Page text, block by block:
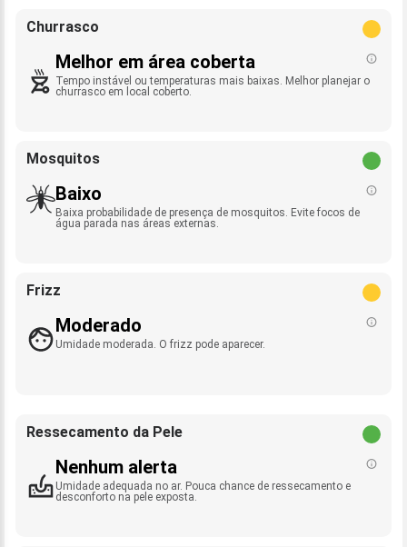
Churrasco
Melhor em área coberta
Tempo instável ou temperaturas mais baixas. Melhor planejar o
churrasco em local coberto.
Mosquitos
Baixo
Baixa probabilidade de presença de mosquitos. Evite focos de
água parada nas áreas externas.
Frizz
Moderado
Umidade moderada. O frizz pode aparecer.
Ressecamento da Pele
Nenhum alerta
Umidade adequada no ar. Pouca chance de ressecamento e
desconforto na pele exposta.